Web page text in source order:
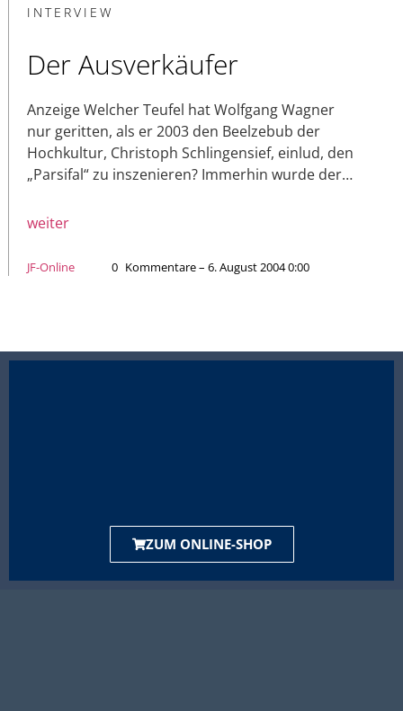
INTERVIEW
Der Ausverkäufer
Anzeige Welcher Teufel hat Wolfgang Wagner
nur geritten, als er 2003 den Beelzebub der
Hochkultur, Christoph Schlingensief, einlud, den
„Parsifal“ zu inszenieren? Immerhin wurde der…
weiter
JF-Online 0 Kommentare – 6. August 2004 0:00
ZUM ONLINE-SHOP